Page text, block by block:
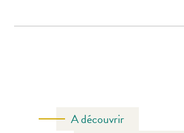
A découvrir